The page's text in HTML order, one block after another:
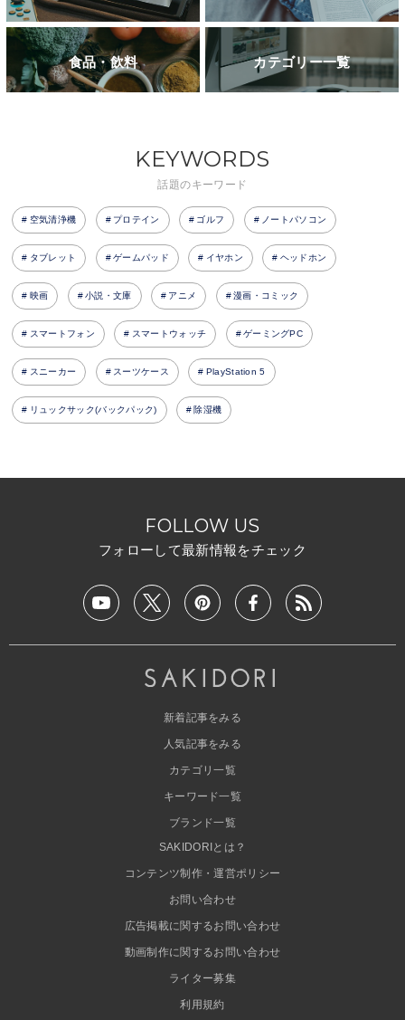
食品・飲料 カテゴリー一覧
KEYWORDS
話題のキーワード
空気清浄機 プロテイン ゴルフ ノートパソコン
タブレット ゲームパッド イヤホン ヘッドホン
映画 小説・文庫 アニメ 漫画・コミック
スマートフォン スマートウォッチ ゲーミングPC
スニーカー スーツケース PlayStation 5
リュックサック(バックパック) 除湿機
FOLLOW US
フォローして最新情報をチェック
新着記事をみる
人気記事をみる
カテゴリ一覧
キーワード一覧
ブランド一覧
SAKIDORIとは？
コンテンツ制作・運営ポリシー
お問い合わせ
広告掲載に関するお問い合わせ
動画制作に関するお問い合わせ
ライター募集
利用規約